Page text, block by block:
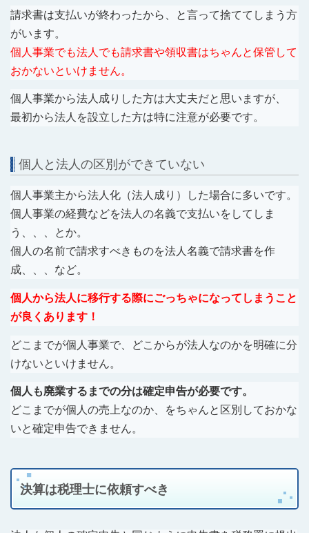
請求書は支払いが終わったから、と言って捨ててしまう方
がいます。
個人事業でも法人でも請求書や領収書はちゃんと保管して
おかないといけません。
個人事業から法人成りした方は大丈夫だと思いますが、
最初から法人を設立した方は特に注意が必要です。
個人と法人の区別ができていない
個人事業主から法人化（法人成り）した場合に多いです。
個人事業の経費などを法人の名義で支払いをしてしま
う、、、とか。
個人の名前で請求すべきものを法人名義で請求書を作
成、、、など。
個人から法人に移行する際にごっちゃになってしまうこと
が良くあります！
どこまでが個人事業で、どこからが法人なのかを明確に分
けないといけません。
個人も廃業するまでの分は確定申告が必要です。
どこまでが個人の売上なのか、をちゃんと区別しておかな
いと確定申告できません。
決算は税理士に依頼すべき